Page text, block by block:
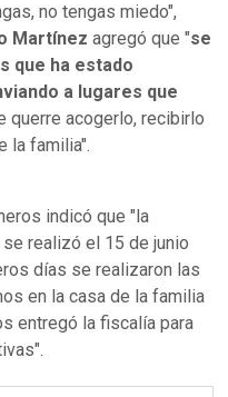
no tengas miedo",
Martínez agregó que "se
que ha estado
a lugares que
querre acogerlo, recibirlo
la familia".
indicó que "la
realizó el 15 de junio
días se realizaron las
en la casa de la familia
entregó la fiscalía para